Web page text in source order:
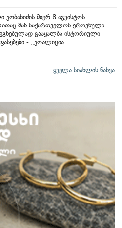
მიერ 8 აგვისტოს
მან საქართველოს ეროვნული
გააყალბა ისტორიული
- „კოალიცია
ყველა სიახლის ნახვა